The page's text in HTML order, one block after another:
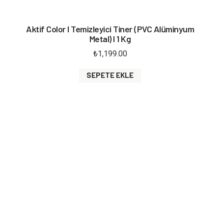
Aktif Color I Temizleyici Tiner (PVC Alüminyum
Metal) I 1 Kg
₺1,199.00
SEPETE EKLE